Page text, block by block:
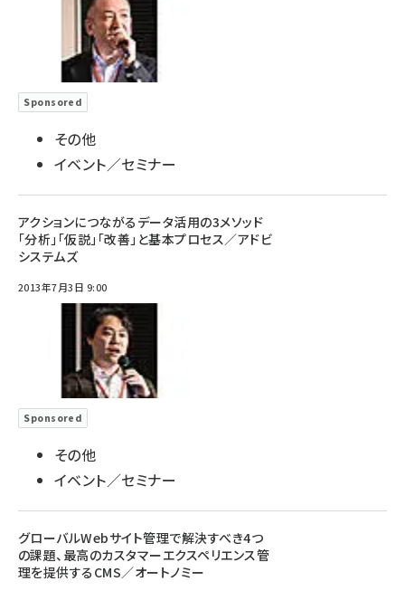
Sponsored
その他
イベント／セミナー
アクションにつながるデータ活用の3メソッド
「分析」「仮説」「改善」と基本プロセス／アドビ
システムズ
2013年7月3日 9:00
Sponsored
その他
イベント／セミナー
グローバルWebサイト管理で解決すべき4つ
の課題、最高のカスタマーエクスペリエンス管
理を提供するCMS／オートノミー